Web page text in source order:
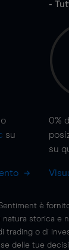
su
-
0%
su
è
storica e
trading o di
delle tue